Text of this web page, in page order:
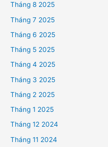
Tháng 8 2025
Tháng 7 2025
Tháng 6 2025
Tháng 5 2025
Tháng 4 2025
Tháng 3 2025
Tháng 2 2025
Tháng 1 2025
Tháng 12 2024
Tháng 11 2024